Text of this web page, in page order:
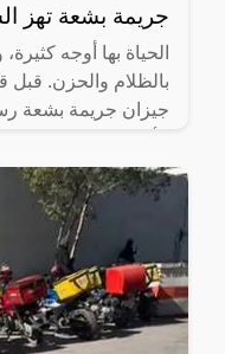
جريمة بشعة تهز
الحياة بها أوجه
بالظلام والحزن.
جيزان جريمة بشعة